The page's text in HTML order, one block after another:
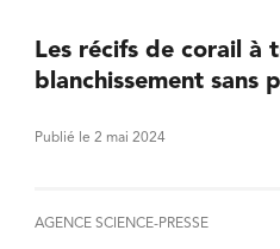
Les récifs de corail à
blanchissement sans
Publié le 2 mai 2024
AGENCE SCIENCE-PRESSE